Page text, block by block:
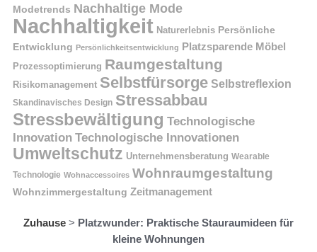
Modetrends Nachhaltige Mode
Nachhaltigkeit Naturerlebnis Persönliche
Entwicklung Persönlichkeitsentwicklung Platzsparende Möbel
Prozessoptimierung Raumgestaltung
Risikomanagement Selbstfürsorge Selbstreflexion
Skandinavisches Design Stressabbau
Stressbewältigung Technologische
Innovation Technologische Innovationen
Umweltschutz Unternehmensberatung Wearable
Technologie Wohnaccessoires Wohnraumgestaltung
Wohnzimmergestaltung Zeitmanagement
Zuhause > Platzwunder: Praktische Stauraumideen für
kleine Wohnungen